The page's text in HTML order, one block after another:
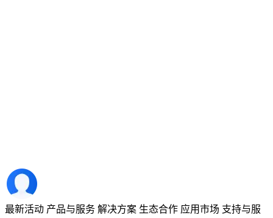
最新活动 产品与服务 解决方案 生态合作 应用市场 支持与服